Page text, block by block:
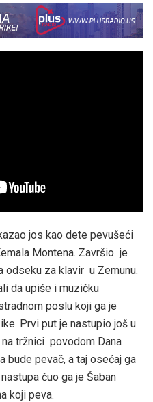
jos kao dete pevušeći
Montena. Završio je
odseku za klavir u Zemunu.
da upiše i muzičku
poslu koji ga je
Prvi put je nastupio još u
tržnici povodom Dana
bude pevač, a taj osećaj ga
čuo ga je Šaban
koji peva.